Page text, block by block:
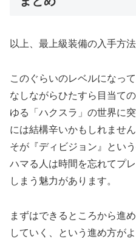
以上、最上級装備の入手方
このぐらいのレベルになっ
なしながらひたすら目当て
ゆる「ハクスラ」の世界に
には結構辛いかもしれませ
そが『ディビジョン』とい
ハマる人は時間を忘れてプ
しまう魅力があります。
まずはできるところから進
していく、という進め方が